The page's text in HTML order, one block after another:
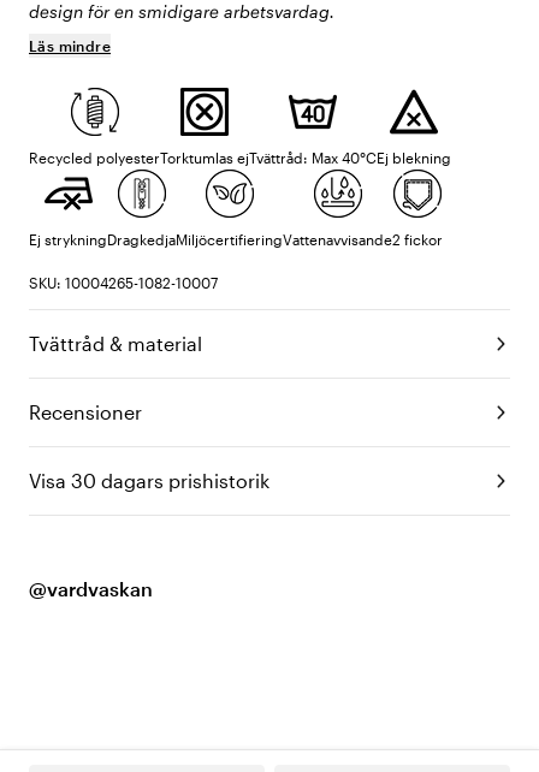
design för en smidigare arbetsvardag.
Läs mindre
Recycled polyesterTorktumlas ejTvättråd: Max 40°CEj blekning
Ej strykningDragkedjaMiljöcertifieringVattenavvisande2 fickor
SKU: 10004265-1082-10007
Tvättråd & material
Recensioner
Visa 30 dagars prishistorik
@vardvaskan